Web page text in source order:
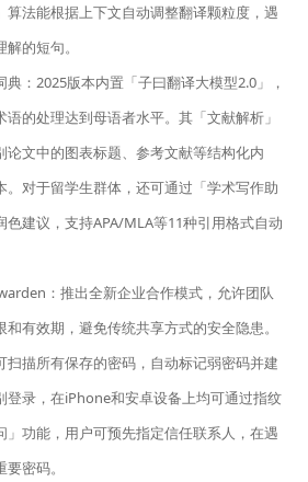
算法能根据上下文自动调整翻译颗粒度，遇
的短句。
：2025版本内置「子曰翻译大模型2.0」，
的处理达到母语者水平。其「文献解析」
论文中的图表标题、参考文献等结构化内
。对于留学生群体，还可通过「学术写作助
建议，支持APA/MLA等11种引用格式自动
：推出全新企业合作模式，允许团队
有效期，避免传统共享方式的安全隐患。
扫描所有保存的密码，自动标记弱密码并建
登录，在iPhone和安卓设备上均可通过指纹
」功能，用户可预先指定信任联系人，在遇
密码。